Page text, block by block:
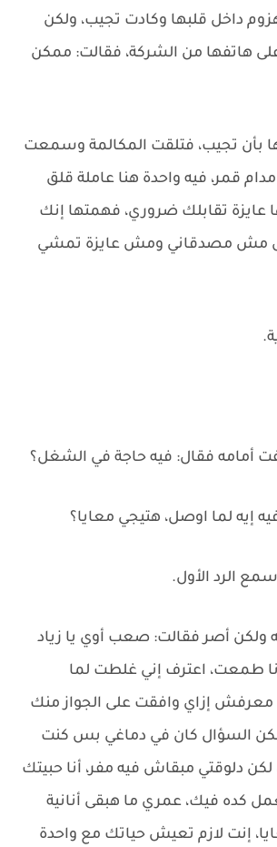
داخل قلبها وكادت تجيب، ولكن
هاتفها من الشركة، فقالت: ممكن
بأن تجيب، فتلقت المكالمة وسمعت
قمر، فيه واحدة هنا عاملة قلق
عايزة تقابلك ضروري، فهمتها إنك
مش مصدقاني ومش عايزة تمشي
أمامه فقال: فيه حاجة في الشغل؟
إيه لما اوصل، هتيجي معايا؟
الرد الأول.
ولكن أصر فقالت: صعب أوي يا زياد
طمعت، اعترف إني غلطت لما
إزاي وافقت على الجواز منك
السؤال كان في دماغي بس كنت
لكن دلوقتي مبقاش فيه مفر، أنا حبيتك
كده فيك، عمري ما هبقى أنانية
إنت لازم تعيش حياتك مع واحدة